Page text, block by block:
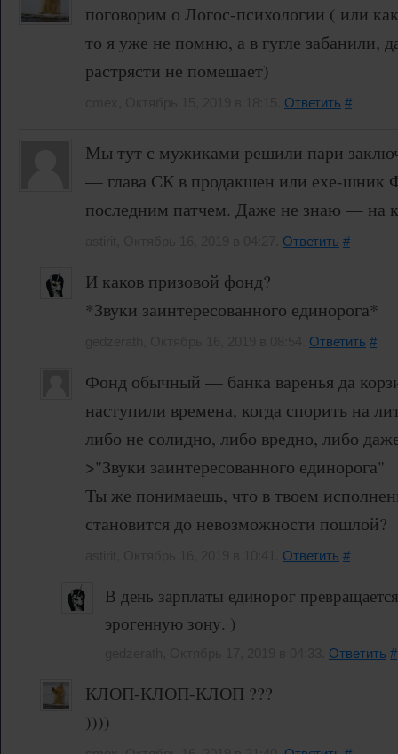
поговорим о Логос-психологии ( или
то я уже не помню, а в гугле забанили,
растрясти не помешает)
Ответить #
Мы тут с мужиками решили пари
— глава СК в продакшен или ехе-шник
последним патчем. Даже не знаю — на
Ответить #
И каков призовой фонд?
*Звуки заинтересованного единорога*
Ответить #
Фонд обычный — банка варенья да
наступили времена, когда спорить на
либо не солидно, либо вредно, либо
>"Звуки заинтересованного единорога"
Ты же понимаешь, что в твоем
становится до невозможности пошлой?
Ответить #
В день зарплаты единорог
эрогенную зону. )
Ответить #
КЛОП-КЛОП-КЛОП ???
))))